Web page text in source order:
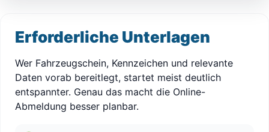
Erforderliche Unterlagen
Wer Fahrzeugschein, Kennzeichen und relevante
Daten vorab bereitlegt, startet meist deutlich
entspannter. Genau das macht die Online-
Abmeldung besser planbar.